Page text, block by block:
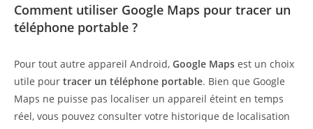
Comment utiliser Google Maps pour tracer un
téléphone portable ?
Pour tout autre appareil Android, Google Maps est un choix
utile pour tracer un téléphone portable. Bien que Google
Maps ne puisse pas localiser un appareil éteint en temps
réel, vous pouvez consulter votre historique de localisation